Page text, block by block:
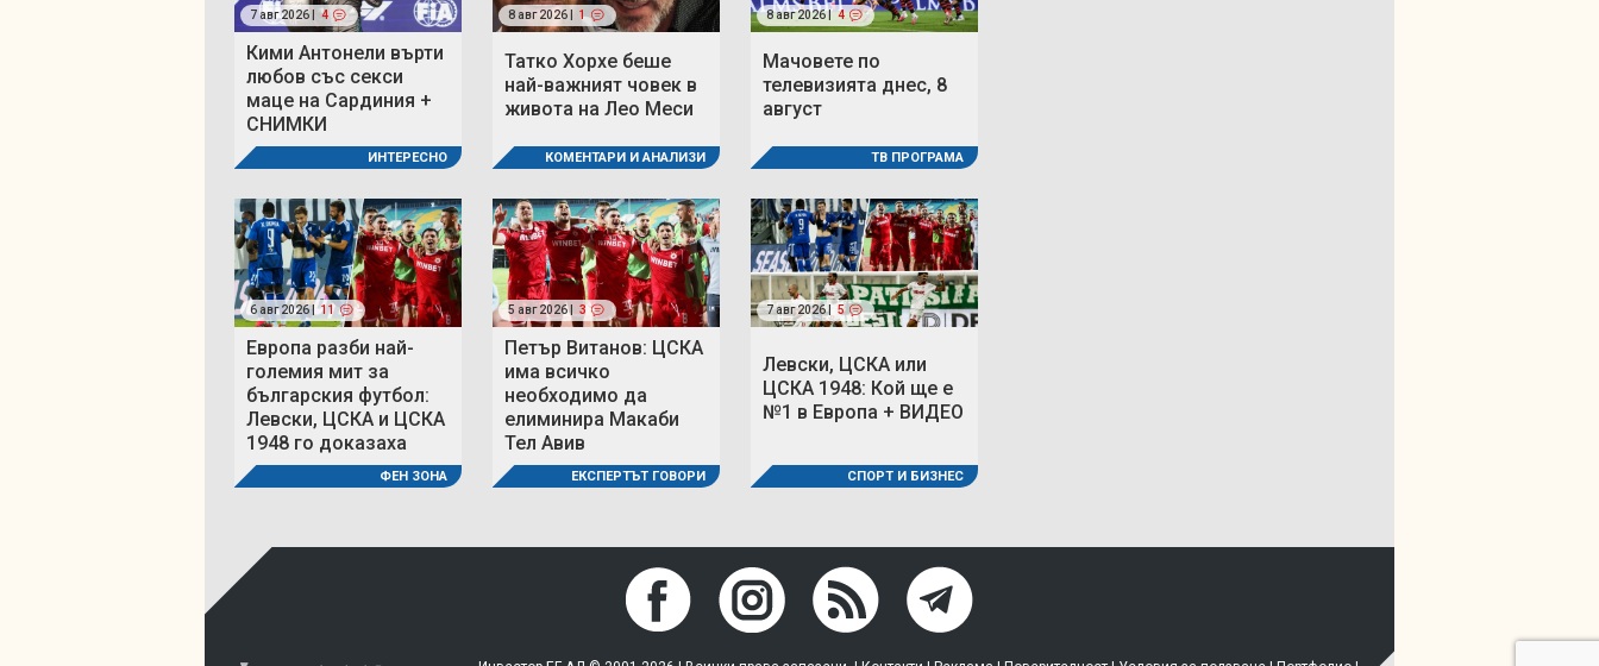
7 авг 2026 | 4
Кими Антонели върти
любов със секси
маце на Сардиния +
СНИМКИ
ИНТЕРЕСНО
8 авг 2026 | 1
Татко Хорхе беше
най-важният човек в
живота на Лео Меси
КОМЕНТАРИ И АНАЛИЗИ
8 авг 2026 | 4
Мачовете по
телевизията днес, 8
август
ТВ ПРОГРАМА
6 авг 2026 | 11
Европа разби най-
големия мит за
българския футбол:
Левски, ЦСКА и ЦСКА
1948 го доказаха
ФЕН ЗОНА
5 авг 2026 | 3
Петър Витанов: ЦСКА
има всичко
необходимо да
елиминира Макаби
Тел Авив
ЕКСПЕРТЪТ ГОВОРИ
7 авг 2026 | 5
Левски, ЦСКА или
ЦСКА 1948: Кой ще е
№1 в Европа + ВИДЕО
СПОРТ И БИЗНЕС